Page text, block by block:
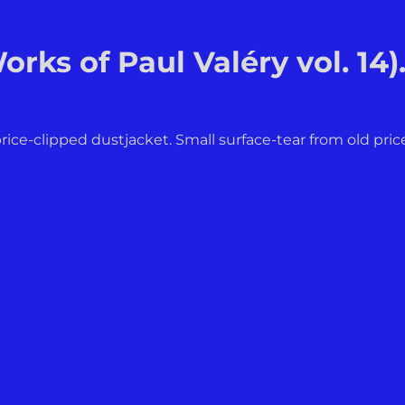
of Paul Valéry vol. 14).
clipped dustjacket. Small surface-tear from old